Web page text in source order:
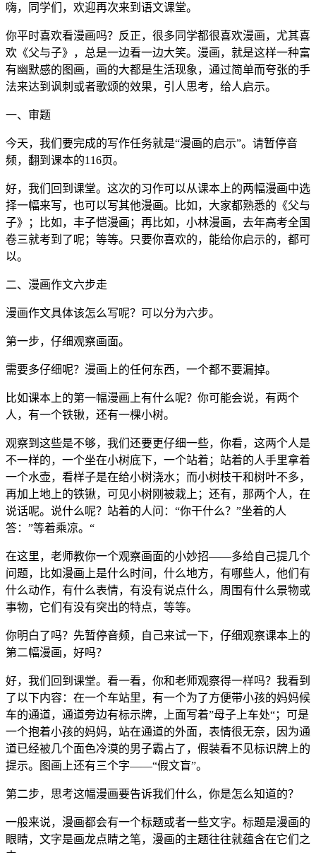
嗨，同学们，欢迎再次来到语文课堂。
你平时喜欢看漫画吗？反正，很多同学都很喜欢漫画，尤其喜
欢《父与子》，总是一边看一边大笑。漫画，就是这样一种富
有幽默感的图画，画的大都是生活现象，通过简单而夸张的手
法来达到讽刺或者歌颂的效果，引人思考，给人启示。
一、审题
今天，我们要完成的写作任务就是“漫画的启示”。请暂停音
频，翻到课本的116页。
好，我们回到课堂。这次的习作可以从课本上的两幅漫画中选
择一幅来写，也可以写其他漫画。比如，大家都熟悉的《父与
子》；比如，丰子恺漫画；再比如，小林漫画，去年高考全国
卷三就考到了呢；等等。只要你喜欢的，能给你启示的，都可
以。
二、漫画作文六步走
漫画作文具体该怎么写呢？可以分为六步。
第一步，仔细观察画面。
需要多仔细呢？漫画上的任何东西，一个都不要漏掉。
比如课本上的第一幅漫画上有什么呢？你可能会说，有两个
人，有一个铁锹，还有一棵小树。
观察到这些是不够，我们还要更仔细一些，你看，这两个人是
不一样的，一个坐在小树底下，一个站着；站着的人手里拿着
一个水壶，看样子是在给小树浇水；而小树枝干和树叶不多，
再加上地上的铁锹，可见小树刚被栽上；还有，那两个人，在
说话呢。说什么呢？站着的人问：“你干什么？”坐着的人
答：”等着乘凉。“
在这里，老师教你一个观察画面的小妙招——多给自己提几个
问题，比如漫画上是什么时间，什么地方，有哪些人，他们有
什么动作，有什么表情，有没有说点什么，周围有什么景物或
事物，它们有没有突出的特点，等等。
你明白了吗？先暂停音频，自己来试一下，仔细观察课本上的
第二幅漫画，好吗？
好，我们回到课堂。看一看，你和老师观察得一样吗？我看到
了以下内容：在一个车站里，有一个为了方便带小孩的妈妈候
车的通道，通道旁边有标示牌，上面写着”母子上车处“；可是
一个抱着小孩的妈妈，站在通道的外面，表情很无奈，因为通
道已经被几个面色冷漠的男子霸占了，假装看不见标识牌上的
提示。图画上还有三个字——“假文盲”。
第二步，思考这幅漫画要告诉我们什么，你是怎么知道的？
一般来说，漫画都会有一个标题或者一些文字。标题是漫画的
眼睛，文字是画龙点睛之笔，漫画的主题往往就蕴含在它们之